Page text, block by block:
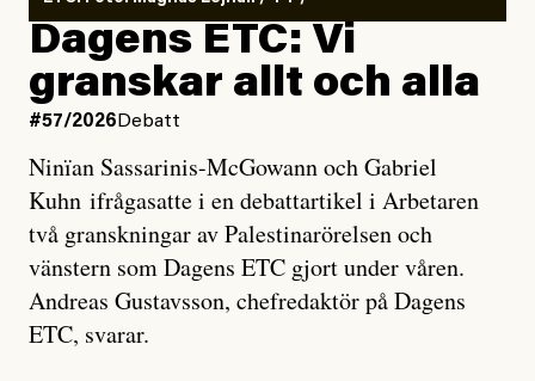
Dagens ETC: Vi
granskar allt och alla
#57/2026 Debatt
Ninïan Sassarinis-McGowann och Gabriel
Kuhn ifrågasatte i en debattartikel i Arbetaren
två granskningar av Palestinarörelsen och
vänstern som Dagens ETC gjort under våren.
Andreas Gustavsson, chefredaktör på Dagens
ETC, svarar.